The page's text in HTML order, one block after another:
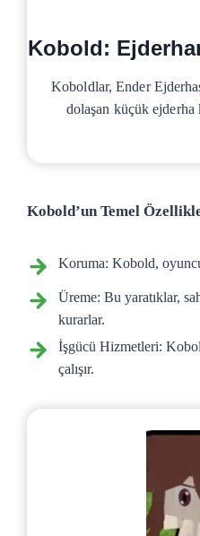
Kobold:
Koboldlar, Ender
dolaşan küçük ejderha
Kobold’un Temel
Koruma: Kobold,
Üreme: Bu yaratıklar,
kurarlar.
İşgücü Hizmetleri:
çalışır.